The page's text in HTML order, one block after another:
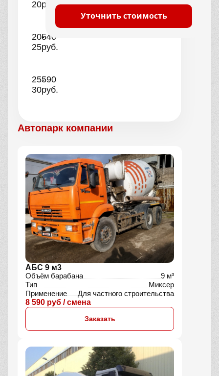
20руб.
20-
25
540
руб.
25-
30
590
руб.
Уточнить стоимость
Автопарк компании
АБС 9 м3
Объём барабана
9 м³
Тип
Миксер
Применение
Для частного строительства
8 590 руб / смена
Заказать